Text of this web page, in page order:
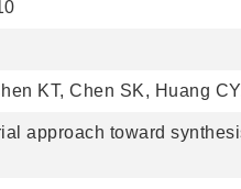
KT, Chen SK, Huang
approach toward